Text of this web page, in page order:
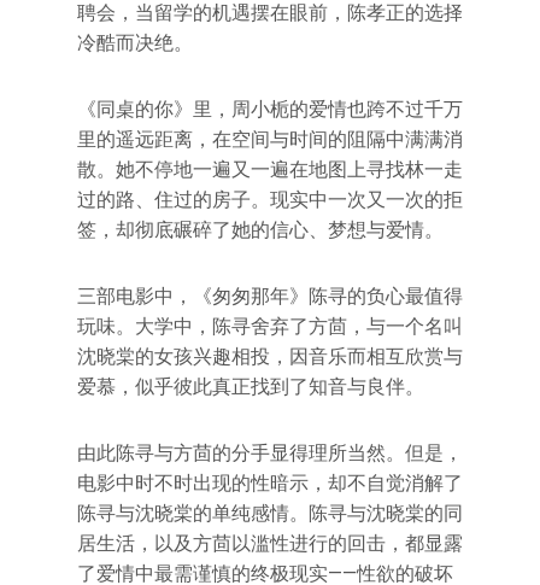
聘会，当留学的机遇摆在眼前，陈孝正的选择
冷酷而决绝。
《同桌的你》里，周小栀的爱情也跨不过千万
里的遥远距离，在空间与时间的阻隔中满满消
散。她不停地一遍又一遍在地图上寻找林一走
过的路、住过的房子。现实中一次又一次的拒
签，却彻底碾碎了她的信心、梦想与爱情。
三部电影中，《匆匆那年》陈寻的负心最值得
玩味。大学中，陈寻舍弃了方茴，与一个名叫
沈晓棠的女孩兴趣相投，因音乐而相互欣赏与
爱慕，似乎彼此真正找到了知音与良伴。
由此陈寻与方茴的分手显得理所当然。但是，
电影中时不时出现的性暗示，却不自觉消解了
陈寻与沈晓棠的单纯感情。陈寻与沈晓棠的同
居生活，以及方茴以滥性进行的回击，都显露
了爱情中最需谨慎的终极现实——性欲的破坏